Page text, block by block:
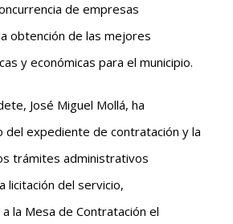
de empresas
obtención de las mejores
y económicas para el municipio.
José Miguel Mollá, ha
del expediente de contratación y la
trámites administrativos
licitación del servicio,
la Mesa de Contratación el